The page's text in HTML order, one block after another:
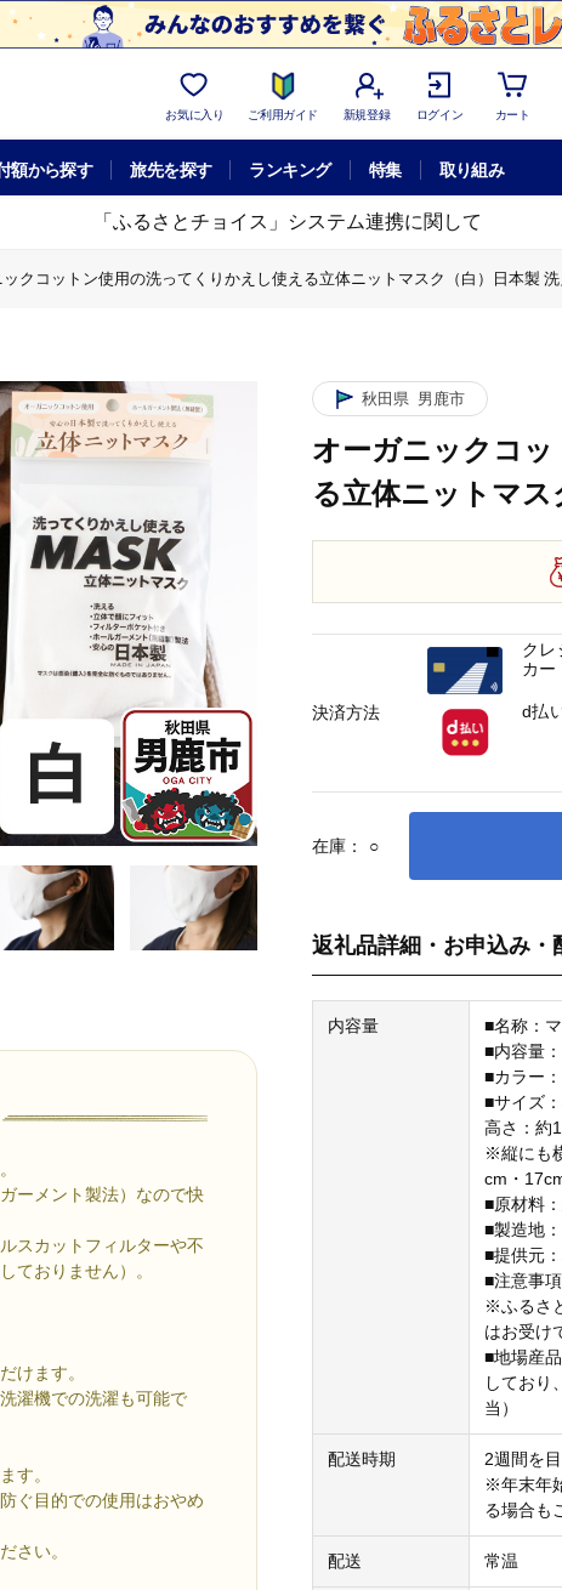
お気に入り ご利用ガイド 新規登録 ログイン カート
額から探す 旅先を探す ランキング 特集 取り組み
「ふるさとチョイス」システム連携に関して
ックコットン使用の洗ってくりかえし使える立体ニットマスク（白）日本製 洗
ーメント製法）なので快
スカットフィルターや不
ておりません）。
けます。
濯機での洗濯も可能で
す。
ぐ目的での使用はおやめ
さい。
秋田県 男鹿市
オーガニックコッ
る立体ニットマス
在庫： ○
返礼品詳細・お申込み・
内容量
■名称：
■内容量
■カラー
■サイズ
高さ：約
※縦にも
cm・
■原材料
■製造地
■提供元
■注意事項
※ふるさ
はお受け
■地場産
しており
当）
配送時期
2週間を
※年末年
る場合も
配送 常温
決済方法
クレ
カー
d払